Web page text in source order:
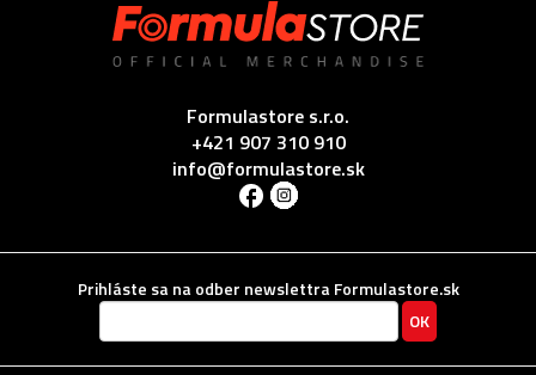
Formulastore s.r.o.
+421 907 310 910
info@formulastore.sk
Prihláste sa na odber newslettra Formulastore.sk